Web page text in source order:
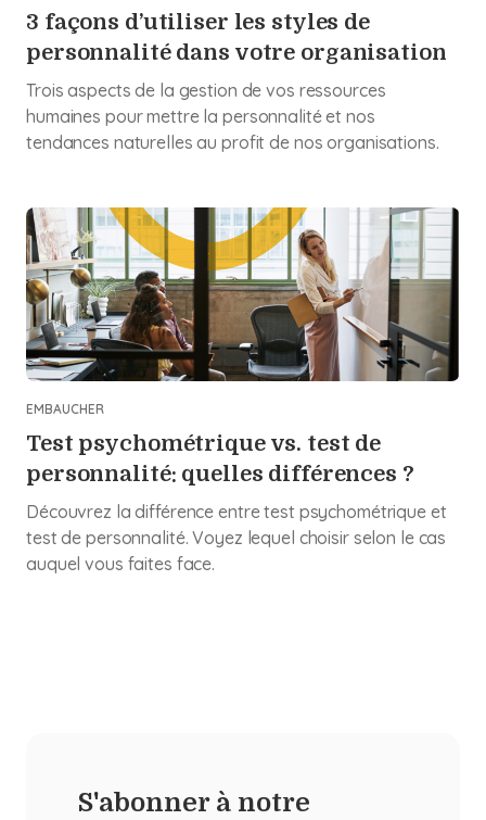
3 façons d’utiliser les styles de
personnalité dans votre organisation
Trois aspects de la gestion de vos ressources
humaines pour mettre la personnalité et nos
tendances naturelles au profit de nos organisations.
EMBAUCHER
Test psychométrique vs. test de
personnalité: quelles différences ?
Découvrez la différence entre test psychométrique et
test de personnalité. Voyez lequel choisir selon le cas
auquel vous faites face.
S'abonner à notre